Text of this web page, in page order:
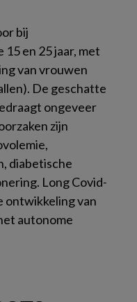
bij
en 25 jaar, met
van vrouwen
De geschatte
ongeveer
zijn
diabetische
Long Covid-
ontwikkeling van
autonome